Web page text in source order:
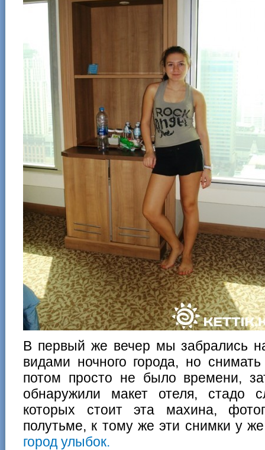
В первый же вечер мы забрались
видами ночного города, но
потом просто не было времени,
обнаружили макет отеля, стадо
которых стоит эта махина,
полутьме, к тому же эти снимки у
город улыбок.